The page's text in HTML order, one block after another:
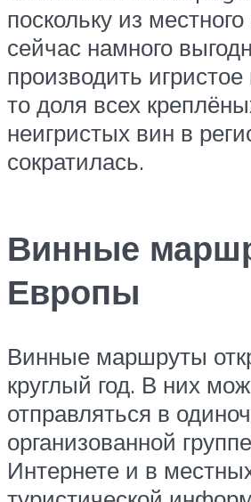
поскольку из
сейчас намного
производить
то доля всех
неигристых вин в
сократилась.
Винные
Европы
Винные маршруты
круглый год. В них
отправляться в
организованной
Интернете и в